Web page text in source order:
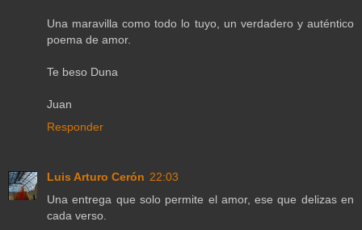
Una maravilla como todo lo tuyo, un verdadero y auténtico
poema de amor.
Te beso Duna
Juan
Responder
Luis Arturo Cerón 22:03
Una entrega que solo permite el amor, ese que delizas en
cada verso.